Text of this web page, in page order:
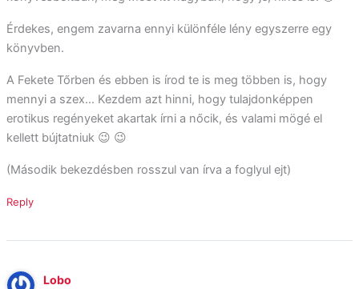
Érdekes, engem zavarna ennyi különféle lény egyszerre egy
könyvben.
A Fekete Tőrben és ebben is írod te is meg többen is, hogy
mennyi a szex… Kezdem azt hinni, hogy tulajdonképpen
erotikus regényeket akartak írni a nőcik, és valami mögé el
kellett bújtatniuk 😉 😉
(Második bekezdésben rosszul van írva a foglyul ejt)
Reply
Lobo